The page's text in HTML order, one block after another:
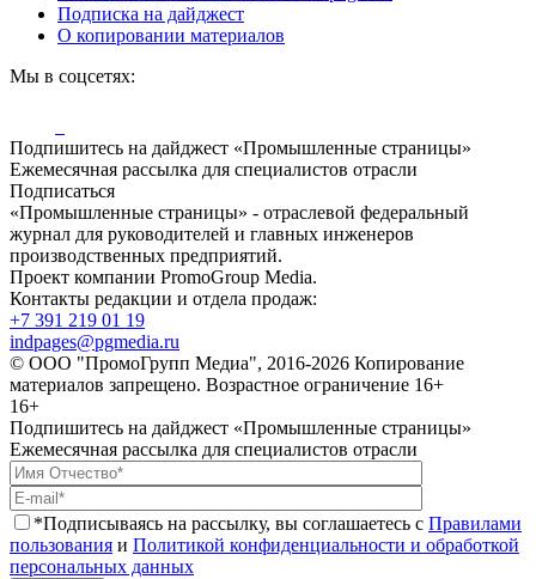
Подписка на дайджест
О копировании материалов
Мы в соцсетях:
Подпишитесь на дайджест «Промышленные страницы»
Ежемесячная рассылка для специалистов отрасли
Подписаться
«Промышленные страницы» - отраслевой федеральный
журнал для руководителей и главных инженеров
производственных предприятий.
Проект компании PromoGroup Media.
Контакты редакции и отдела продаж:
+7 391 219 01 19
indpages@pgmedia.ru
© ООО "ПромоГрупп Медиа", 2016-2026 Копирование
материалов запрещено. Возрастное ограничение 16+
16+
Подпишитесь на дайджест «Промышленные страницы»
Ежемесячная рассылка для специалистов отрасли
*Подписываясь на рассылку, вы соглашаетесь с Правилами
пользования и Политикой конфиденциальности и обработкой
персональных данных